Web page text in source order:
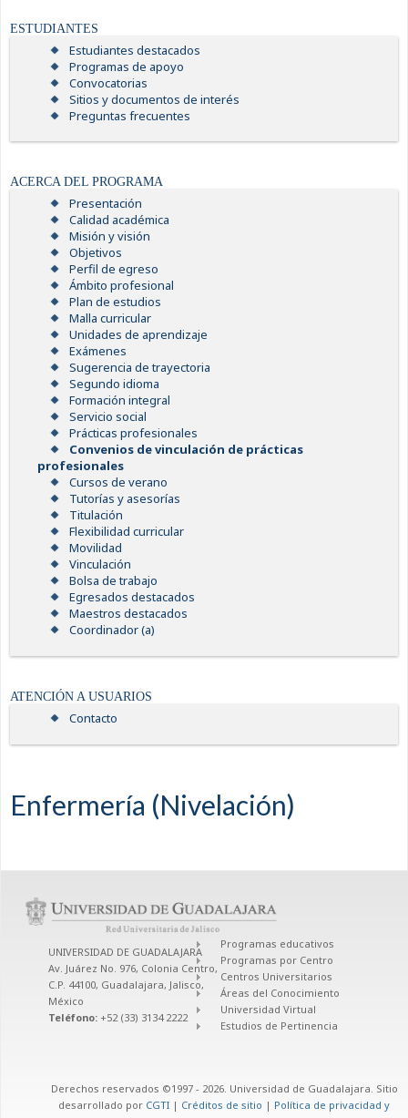
ESTUDIANTES
Estudiantes destacados
Programas de apoyo
Convocatorias
Sitios y documentos de interés
Preguntas frecuentes
ACERCA DEL PROGRAMA
Presentación
Calidad académica
Misión y visión
Objetivos
Perfil de egreso
Ámbito profesional
Plan de estudios
Malla curricular
Unidades de aprendizaje
Exámenes
Sugerencia de trayectoria
Segundo idioma
Formación integral
Servicio social
Prácticas profesionales
Convenios de vinculación de prácticas
profesionales
Cursos de verano
Tutorías y asesorías
Titulación
Flexibilidad curricular
Movilidad
Vinculación
Bolsa de trabajo
Egresados destacados
Maestros destacados
Coordinador (a)
ATENCIÓN A USUARIOS
Contacto
Enfermería (Nivelación)
UNIVERSIDAD DE GUADALAJARA
Av. Juárez No. 976, Colonia Centro,
C.P. 44100, Guadalajara, Jalisco,
México
Teléfono: +52 (33) 3134 2222
Programas educativos
Programas por Centro
Centros Universitarios
Áreas del Conocimiento
Universidad Virtual
Estudios de Pertinencia
Derechos reservados ©1997 - 2026. Universidad de Guadalajara. Sitio
desarrollado por CGTI | Créditos de sitio | Política de privacidad y